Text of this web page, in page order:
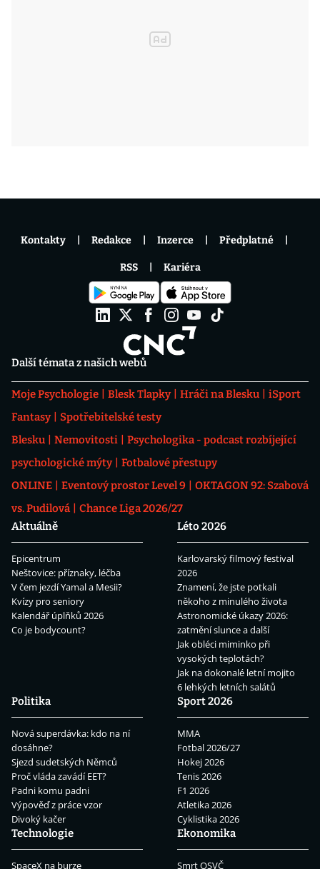
Další témata z našich webů
Moje Psychologie Blesk Tlapky Hráči na Blesku
iSport
Fantasy
Spotřebitelské testy
Blesku
Nemovitosti
Psychologika - podcast rozbíjející
psychologické mýty
Fotbalové přestupy
ONLINE
Eventový prostor Level 9
OKTAGON 92: Szabová
vs. Pudilová
Chance Liga 2026/27
Aktuálně
Epicentrum
Neštovice: příznaky, léčba
V čem jezdí Yamal a Mesii?
Kvízy pro seniory
Kalendář úplňků 2026
Co je bodycount?
Léto 2026
Karlovarský filmový festival
2026
Znamení, že jste potkali
někoho z minulého života
Astronomické úkazy 2026:
zatmění slunce a další
Jak obléci miminko při
vysokých teplotách?
Jak na dokonalé letní mojito
6 lehkých letních salátů
Politika
Nová superdávka: kdo na ní
dosáhne?
Sjezd sudetských Němců
Proč vláda zavádí EET?
Padni komu padni
Výpověď z práce vzor
Divoký kačer
Sport 2026
MMA
Fotbal 2026/27
Hokej 2026
Tenis 2026
F1 2026
Atletika 2026
Cyklistika 2026
Technologie
SpaceX na burze
Ekonomika
Smrt OSVČ
Kontakty Redakce Inzerce Předplatné
RSS Kariéra